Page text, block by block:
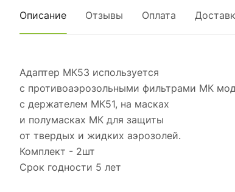
Описание Отзывы Оплата
Адаптер МК53 используется
с противоаэрозольными фильтрами МК
с держателем МК51, на масках
и полумасках МК для защиты
от твердых и жидких аэрозолей.
Комплект - 2шт
Срок годности 5 лет